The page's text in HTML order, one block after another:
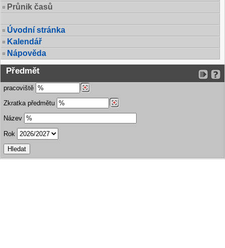
Průnik časů
Úvodní stránka
Kalendář
Nápověda
Předmět
pracoviště
Zkratka předmětu
Název
Rok